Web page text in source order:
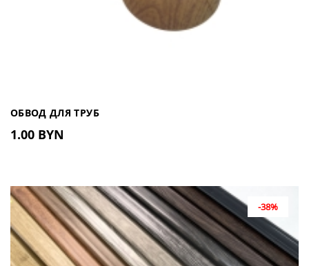
ОБВОД ДЛЯ ТРУБ
1.00 BYN
-38%